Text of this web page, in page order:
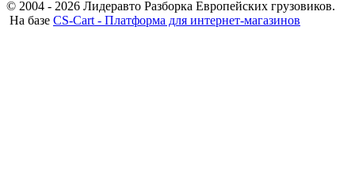
© 2004 - 2026 Лидеравто Разборка Европейских грузовиков.
На базе CS-Cart - Платформа для интернет-магазинов